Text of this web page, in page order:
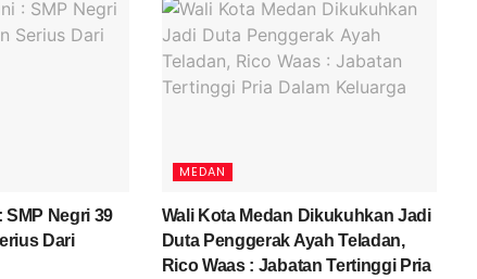
Negri 39
Dari
MEDAN
Wali Kota Medan Dikukuhkan Jadi
Duta Penggerak Ayah Teladan,
Rico Waas : Jabatan Tertinggi Pria